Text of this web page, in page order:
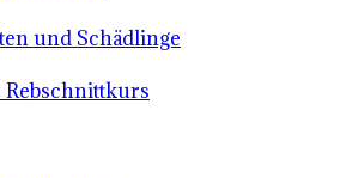
und Schädlinge